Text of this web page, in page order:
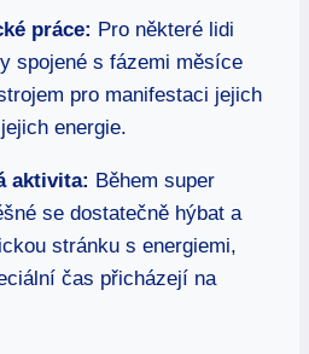
práce: Pro některé lidi
spojené s fázemi měsíce
pro manifestaci jejich
energie.
aktivita: Během super
se dostatečně hýbat a
stránku s energiemi,
čas přicházejí na